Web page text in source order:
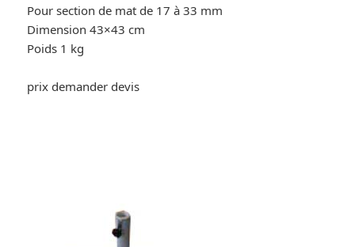
Pour section de mat de 17 à 33 mm
Dimension 43×43 cm
Poids 1 kg
prix demander devis